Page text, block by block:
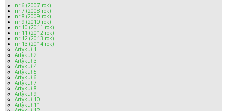
nr 6 (2007 rok)
nr 7 (2008 rok)
nr 8 (2009 rok)
nr 9 (2010 rok)
nr 10 (2011 rok)
nr 11 (2012 rok)
nr 12 (2013 rok)
nr 13 (2014 rok)
Artykuł 1
Artykuł 2
Artykuł 3
Artykuł 4
Artykuł 5
Artykuł 6
Artykuł 7
Artykuł 8
Artykuł 9
Artykuł 10
Artykuł 11